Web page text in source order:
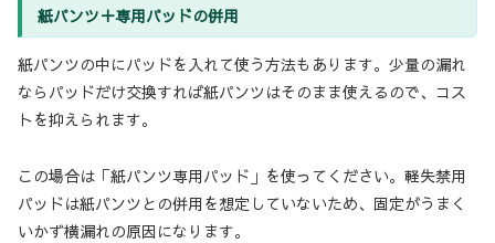
紙パンツ＋専用パッドの併用
紙パンツの中にパッドを入れて使う方法もあります。少量の漏れ
ならパッドだけ交換すれば紙パンツはそのまま使えるので、コス
トを抑えられます。
この場合は「紙パンツ専用パッド」を使ってください。軽失禁用
パッドは紙パンツとの併用を想定していないため、固定がうまく
いかず横漏れの原因になります。